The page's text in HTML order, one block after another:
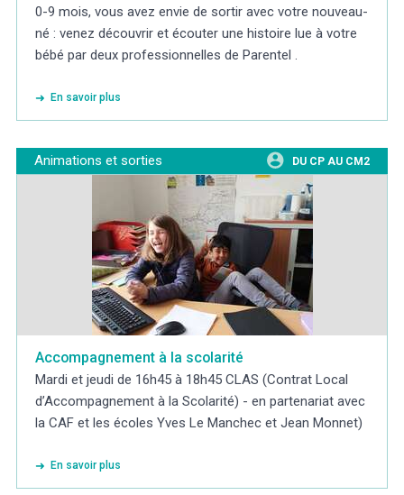
0-9 mois, vous avez envie de sortir avec votre nouveau-
né : venez découvrir et écouter une histoire lue à votre
bébé par deux professionnelles de Parentel .
En savoir plus
Animations et sorties DU CP AU CM2
Accompagnement à la scolarité
Mardi et jeudi de 16h45 à 18h45 CLAS (Contrat Local
d’Accompagnement à la Scolarité) - en partenariat avec
la CAF et les écoles Yves Le Manchec et Jean Monnet)
En savoir plus